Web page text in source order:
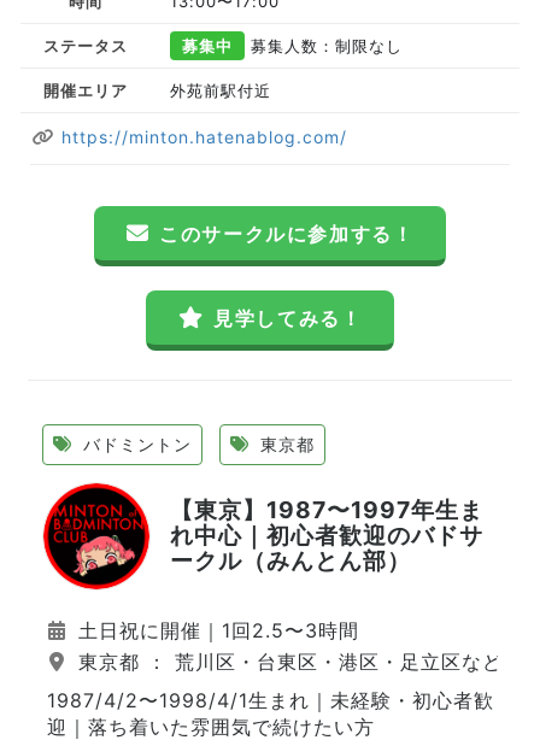
ステータス 募集中 募集人数：制限なし
開催エリア 外苑前駅付近
https://minton.hatenablog.com/
このサークルに参加する！
見学してみる！
バドミントン 東京都
【東京】1987〜1997年生ま
れ中心｜初心者歓迎のバドサ
ークル（みんとん部）
土日祝に開催｜1回2.5〜3時間
東京都 ： 荒川区・台東区・港区・足立区など（
1987/4/2〜1998/4/1生まれ｜未経験・初心者歓
迎｜落ち着いた雰囲気で続けたい方